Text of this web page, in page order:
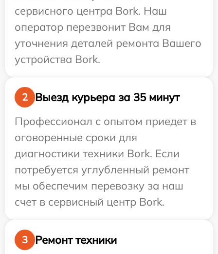
сервисного центра Bork. Наш
оператор перезвонит Вам для
уточнения деталей ремонта Вашего
устройства Bork.
2
Выезд курьера за 35 минут
Профессионал с опытом приедет в
оговоренные сроки для
диагностики техники Bork. Если
потребуется углубленный ремонт
мы обеспечим перевозку за наш
счет в сервисный центр Bork.
3
Ремонт техники